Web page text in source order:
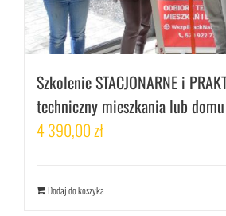
Szkolenie STACJONARNE i
techniczny mieszkania lub
4 390,00zł
Dodaj do koszyka